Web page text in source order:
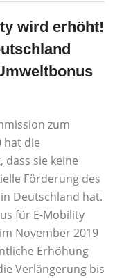
wird erhöht!
zum
hat die
sie keine
Förderung des
Deutschland hat.
für E-Mobility
November 2019
Erhöhung
Verlängerung bis